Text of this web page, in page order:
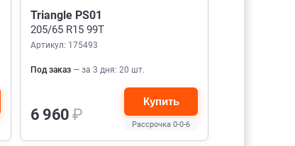
Triangle PS01
205/65 R15 99T
Артикул: 175493
Под заказ — за 3 дня: 20 шт.
6 960₽
Купить
Рассрочка 0-0-6